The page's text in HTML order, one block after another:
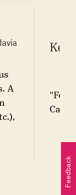
A
"For
Feedback